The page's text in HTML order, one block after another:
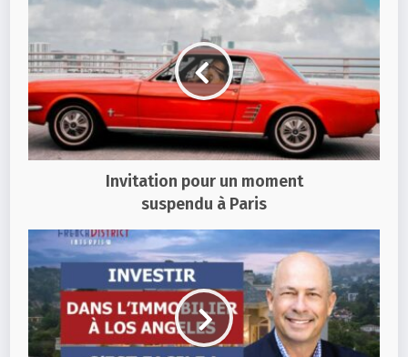
Invitation pour un moment
suspendu à Paris